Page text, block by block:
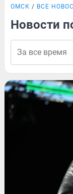
ОМСК ВСЕ
Новости